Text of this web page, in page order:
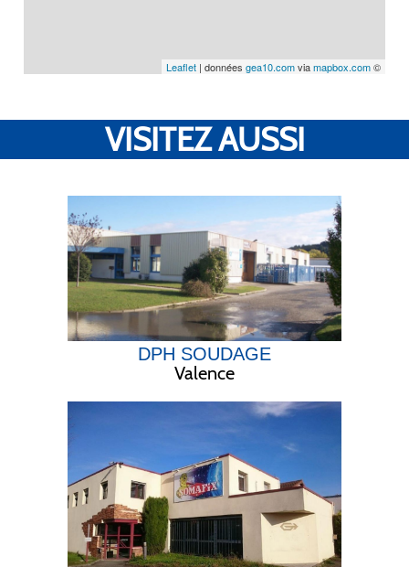
Leaflet| données gea10.comviamapbox.com©
VISITEZ AUSSI
DPH SOUDAGE
Valence